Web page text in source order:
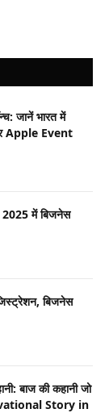
जानें भारत में
Apple Event
2025 में बिजनेस
बिजनेस
बाज की कहानी जो
Story in